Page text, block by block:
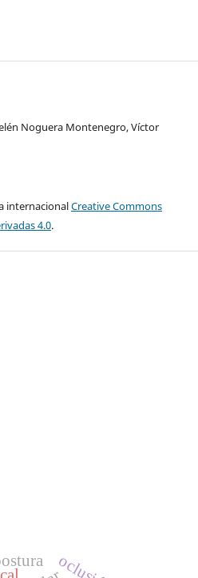
Noguera Montenegro, Víctor
internacionalCreative Commons
4.0.